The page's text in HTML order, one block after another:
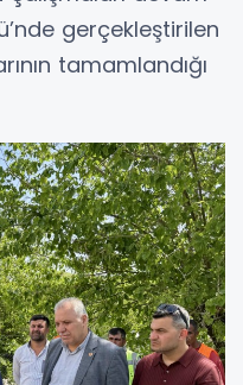
gerçekleştirilen
tamamlandığı